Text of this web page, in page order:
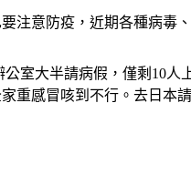
意防疫，近期各種病毒
室大半請病假，僅剩10
重感冒咳到不行。去日本